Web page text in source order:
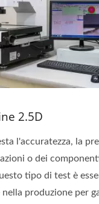
2.5D
l'accuratezza, la
o dei
tipo di test è
produzione per